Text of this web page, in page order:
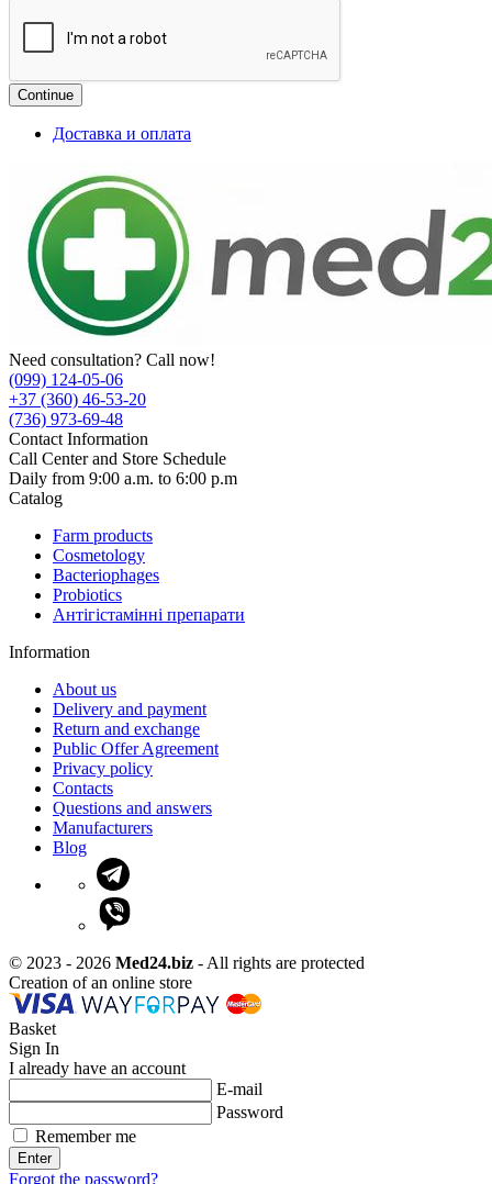
Continue
Доставка и оплата
Need consultation? Call now!
(099) 124-05-06
+37 (360) 46-53-20
(736) 973-69-48
Contact Information
Call Center and Store Schedule
Daily from 9:00 a.m. to 6:00 p.m
Catalog
Farm products
Cosmetology
Bacteriophages
Probiotics
Антігістамінні препарати
Information
About us
Delivery and payment
Return and exchange
Public Offer Agreement
Privacy policy
Contacts
Questions and answers
Manufacturers
Blog
© 2023 - 2026 Med24.biz - All rights are protected
Creation of an online store
Basket
Sign In
I already have an account
E-mail
Password
Remember me
Enter
Forgot the password?